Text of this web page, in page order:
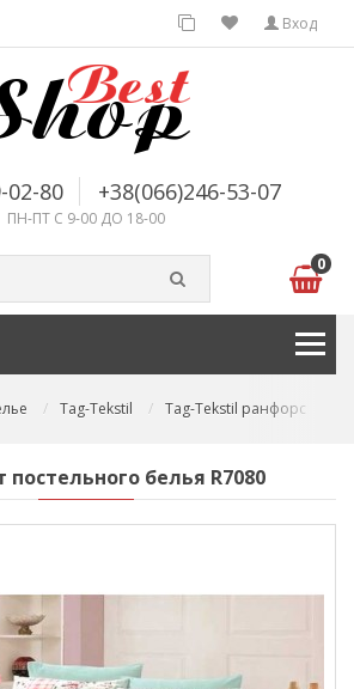
Вход
02-80 +38(066)246-53-07
ПН-ПТ С 9-00 ДО 18-00
0
Tag-Tekstil Tag-Tekstil ранфорс
постельного белья R7080